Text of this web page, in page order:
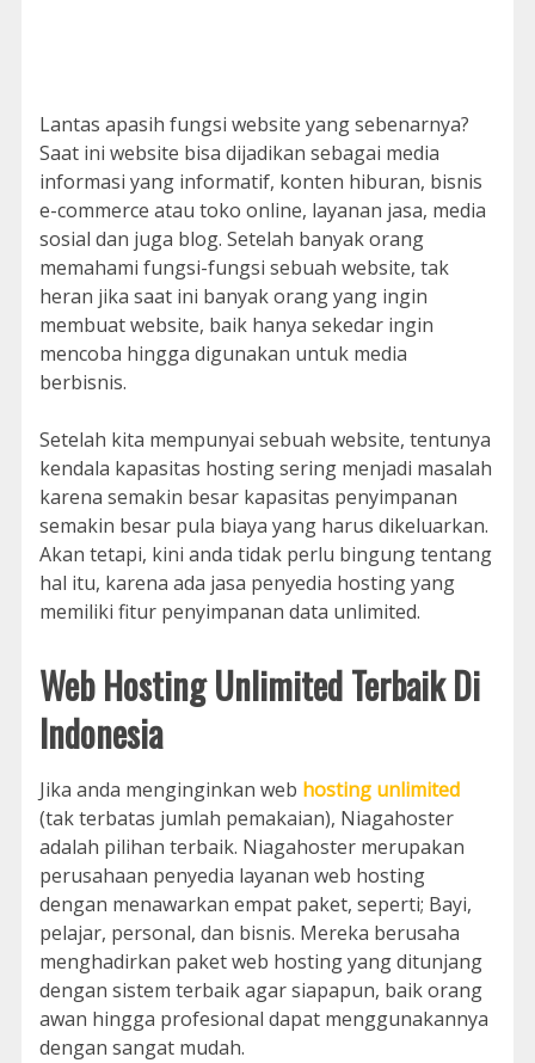
Lantas apasih fungsi website yang sebenarnya?
Saat ini website bisa dijadikan sebagai media
informasi yang informatif, konten hiburan, bisnis
e-commerce atau toko online, layanan jasa, media
sosial dan juga blog. Setelah banyak orang
memahami fungsi-fungsi sebuah website, tak
heran jika saat ini banyak orang yang ingin
membuat website, baik hanya sekedar ingin
mencoba hingga digunakan untuk media
berbisnis.
Setelah kita mempunyai sebuah website, tentunya
kendala kapasitas hosting sering menjadi masalah
karena semakin besar kapasitas penyimpanan
semakin besar pula biaya yang harus dikeluarkan.
Akan tetapi, kini anda tidak perlu bingung tentang
hal itu, karena ada jasa penyedia hosting yang
memiliki fitur penyimpanan data unlimited.
Web Hosting Unlimited Terbaik Di
Indonesia
Jika anda menginginkan web hosting unlimited
(tak terbatas jumlah pemakaian), Niagahoster
adalah pilihan terbaik. Niagahoster merupakan
perusahaan penyedia layanan web hosting
dengan menawarkan empat paket, seperti; Bayi,
pelajar, personal, dan bisnis. Mereka berusaha
menghadirkan paket web hosting yang ditunjang
dengan sistem terbaik agar siapapun, baik orang
awan hingga profesional dapat menggunakannya
dengan sangat mudah.